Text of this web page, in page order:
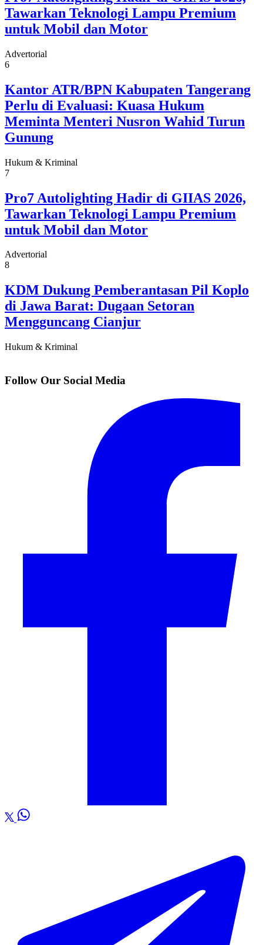
Tawarkan Teknologi Lampu Premium
untuk Mobil dan Motor
Advertorial
6
Kantor ATR/BPN Kabupaten Tangerang
Perlu di Evaluasi: Kuasa Hukum
Meminta Menteri Nusron Wahid Turun
Gunung
Hukum & Kriminal
7
Pro7 Autolighting Hadir di GIIAS 2026,
Tawarkan Teknologi Lampu Premium
untuk Mobil dan Motor
Advertorial
8
KDM Dukung Pemberantasan Pil Koplo
di Jawa Barat: Dugaan Setoran
Mengguncang Cianjur
Hukum & Kriminal
Follow Our Social Media